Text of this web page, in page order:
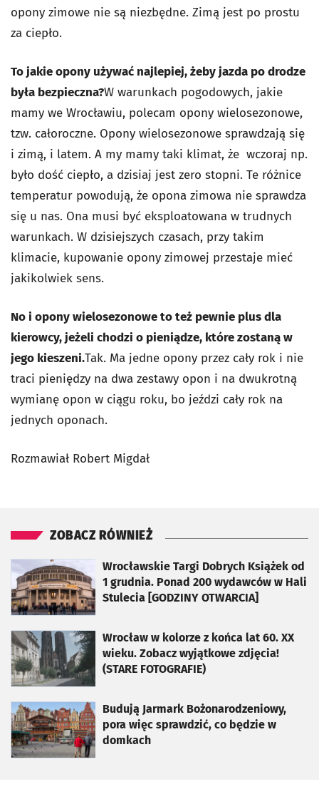
opony zimowe nie są niezbędne. Zimą jest po prostu
za ciepło.
To jakie opony używać najlepiej, żeby jazda po drodze
była bezpieczna?W warunkach pogodowych, jakie
mamy we Wrocławiu, polecam opony wielosezonowe,
tzw. całoroczne. Opony wielosezonowe sprawdzają się
i zimą, i latem. A my mamy taki klimat, że wczoraj np.
było dość ciepło, a dzisiaj jest zero stopni. Te różnice
temperatur powodują, że opona zimowa nie sprawdza
się u nas. Ona musi być eksploatowana w trudnych
warunkach. W dzisiejszych czasach, przy takim
klimacie, kupowanie opony zimowej przestaje mieć
jakikolwiek sens.
No i opony wielosezonowe to też pewnie plus dla
kierowcy, jeżeli chodzi o pieniądze, które zostaną w
jego kieszeni.Tak. Ma jedne opony przez cały rok i nie
traci pieniędzy na dwa zestawy opon i na dwukrotną
wymianę opon w ciągu roku, bo jeździ cały rok na
jednych oponach.
Rozmawiał Robert Migdał
ZOBACZ RÓWNIEŻ
Wrocławskie Targi Dobrych Książek od
1 grudnia. Ponad 200 wydawców w Hali
Stulecia [GODZINY OTWARCIA]
otworzy się w nowej karcie
Wrocław w kolorze z końca lat 60. XX
wieku. Zobacz wyjątkowe zdjęcia!
(STARE FOTOGRAFIE)
otworzy się w nowej karcie
Budują Jarmark Bożonarodzeniowy,
pora więc sprawdzić, co będzie w
domkach
otworzy się w nowej karcie